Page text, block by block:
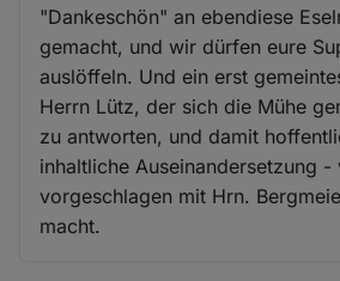
"Dankeschön" an ebendiese
gemacht, und wir dürfen eure
auslöffeln. Und ein erst
Herrn Lütz, der sich die Mühe
zu antworten, und damit
inhaltliche Auseinandersetzung
vorgeschlagen mit Hrn.
macht.